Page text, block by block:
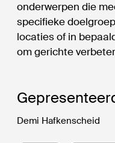
Demi Hafkenscheid
onderwerpen die
specifieke
locaties of in
om gerichte